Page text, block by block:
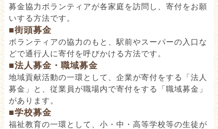
募金協力ボランティアが各家庭を訪問し、寄付をお願
いする方法です。
■街頭募金
ボランティアの協力のもと、駅前やスーパーの入口な
どで通行人に寄付を呼びかける方法です。
■法人募金・職域募金
地域貢献活動の一環として、企業が寄付をする「法人
募金」と、従業員が職場内で寄付をする「職域募金」
があります。
■学校募金
福祉教育の一環として、小・中・高等学校等の生徒が